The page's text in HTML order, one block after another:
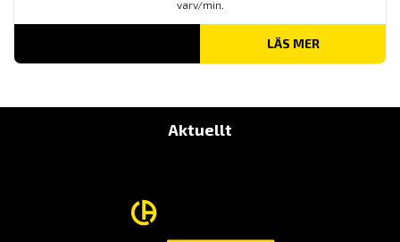
varv/min.
LÄS MER
Aktuellt